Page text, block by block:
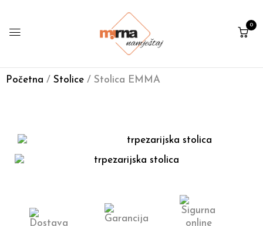
0
Početna / Stolice / Stolica EMMA